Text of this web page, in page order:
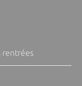
rentrées